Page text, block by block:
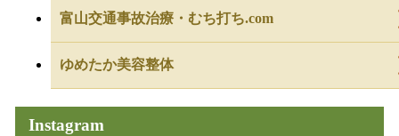
富山交通事故治療・むち打ち.com
ゆめたか美容整体
Instagram